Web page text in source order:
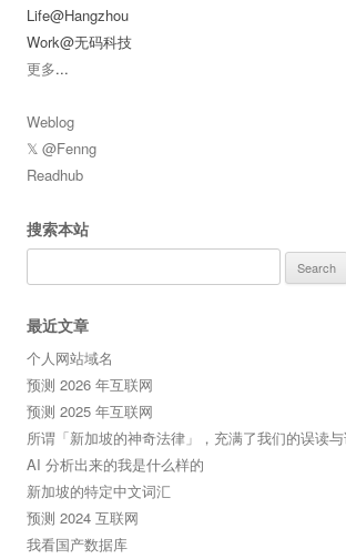
Life@Hangzhou
Work@无码科技
更多...
Weblog
𝕏 @Fenng
Readhub
搜索本站
for:
最近文章
个人网站域名
预测 2026 年互联网
预测 2025 年互联网
所谓「新加坡的神奇法律」，充满了我们的误读
AI 分析出来的我是什么样的
新加坡的特定中文词汇
预测 2024 互联网
我看国产数据库